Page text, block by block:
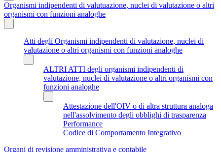
Organismi indipendenti di valutuazione, nuclei di valutazione o altri
organismi con funzioni analoghe
Atti degli Organismi indipendenti di valutazione, nuclei di
valutazione o altri organismi con funzioni analoghe
ALTRI ATTI degli organismi indipendenti di
valutazione, nuclei di valutazione o altri organismi con
funzioni analoghe
Attestazione dell'OIV o di altra struttura analoga
nell'assolvimento degli obblighi di trasparenza
Performance
Codice di Comportamento Integrativo
Organi di revisione amministrativa e contabile